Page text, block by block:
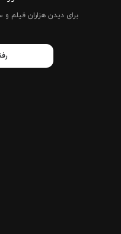
برای دیدن هزاران فیلم و